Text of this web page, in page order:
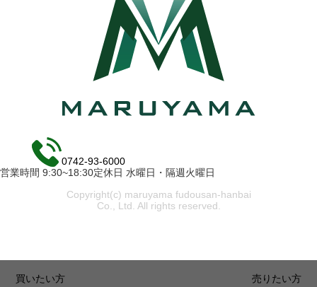
0742-93-6000
営業時間 9:30~18:30定休日 水曜日・隔週火曜日
Copyright(c) maruyama fudousan-hanbai
Co., Ltd. All rights reserved.
買いたい方 売りたい方